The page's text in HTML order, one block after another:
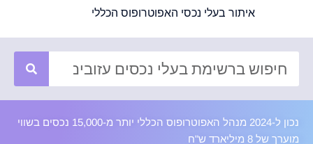
איתור בעלי נכסי האפוטרופוס הכללי
נכון ל-2024 מנהל האפוטרופוס הכללי יותר מ-15,000 נכסים בשווי
מוערך של 8 מיליארד ש"ח